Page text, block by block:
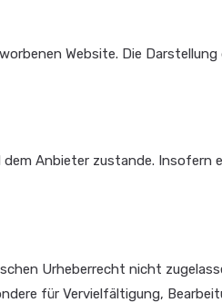
Website. Die Darstellung
Anbieter zustande. Insofern
Urheberrecht nicht
für Vervielfältigung,